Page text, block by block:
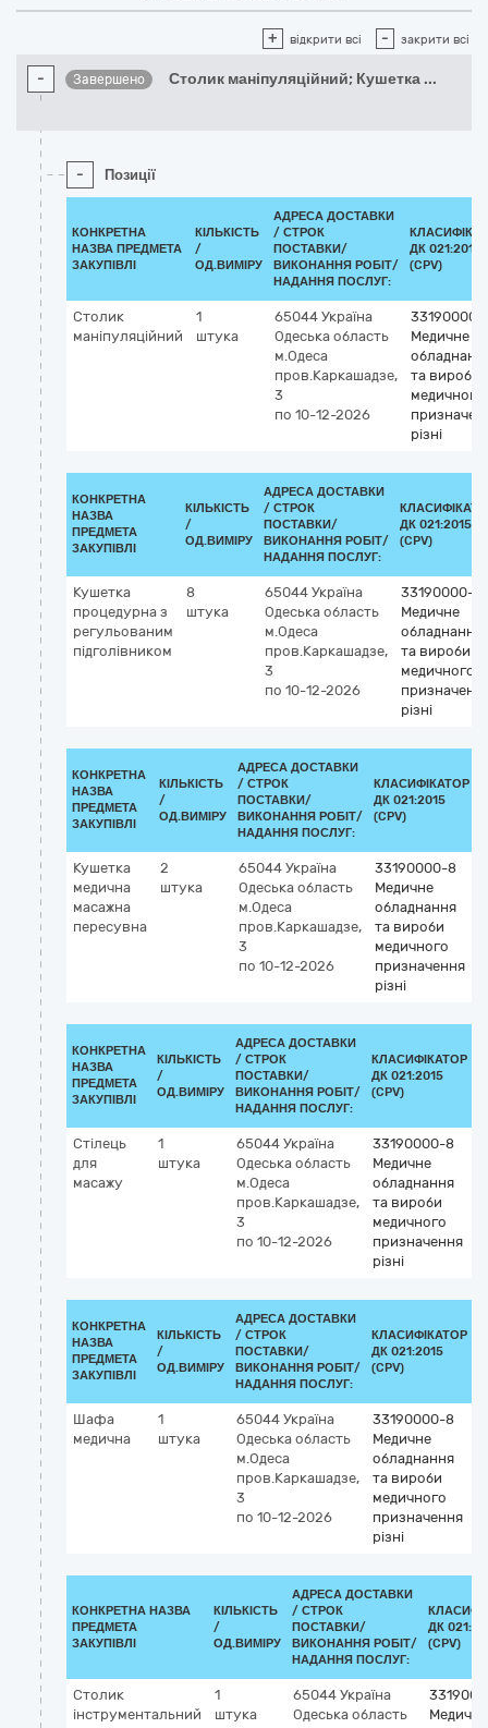
+ відкрити всі - закрити всі
- Завершено Столик маніпуляційний; Кушетка ...
- Позиції
КОНКРЕТНА
НАЗВА ПРЕДМЕТА
ЗАКУПІВЛІ
КІЛЬКІСТЬ
/
ОД.ВИМІРУ
АДРЕСА ДОСТАВКИ
/ СТРОК
ПОСТАВКИ/
ВИКОНАННЯ РОБІТ/
НАДАННЯ ПОСЛУГ:
ДК 021:2015
(CPV)
Столик
маніпуляційний
1
штука
65044 Україна
Одеська область
м.Одеса
пров.Каркашадзе,
3
по 10-12-2026
33190000-
Медичне
та вироби
медичного
різні
КОНКРЕТНА
НАЗВА
ПРЕДМЕТА
ЗАКУПІВЛІ
КІЛЬКІСТЬ
/
ОД.ВИМІРУ
АДРЕСА ДОСТАВКИ
/ СТРОК
ПОСТАВКИ/
ВИКОНАННЯ РОБІТ/
НАДАННЯ ПОСЛУГ:
ДК 021:2015
(CPV)
Кушетка
процедурна з
регульованим
підголівником
8
штука
65044 Україна
Одеська область
м.Одеса
пров.Каркашадзе,
3
по 10-12-2026
33190000-8
Медичне
обладнання
та вироби
медичного
різні
КОНКРЕТНА
НАЗВА
ПРЕДМЕТА
ЗАКУПІВЛІ
КІЛЬКІСТЬ
/
ОД.ВИМІРУ
АДРЕСА ДОСТАВКИ
/ СТРОК
ПОСТАВКИ/
ВИКОНАННЯ РОБІТ/
НАДАННЯ ПОСЛУГ:
КЛАСИФІКАТОР
ДК 021:2015
(CPV)
Кушетка
медична
масажна
пересувна
2
штука
65044 Україна
Одеська область
м.Одеса
пров.Каркашадзе,
3
по 10-12-2026
33190000-8
Медичне
обладнання
та вироби
медичного
призначення
різні
КОНКРЕТНА
НАЗВА
ПРЕДМЕТА
ЗАКУПІВЛІ
КІЛЬКІСТЬ
/
ОД.ВИМІРУ
АДРЕСА ДОСТАВКИ
/ СТРОК
ПОСТАВКИ/
ВИКОНАННЯ РОБІТ/
НАДАННЯ ПОСЛУГ:
КЛАСИФІКАТОР
ДК 021:2015
(CPV)
Стілець
для
масажу
1
штука
65044 Україна
Одеська область
м.Одеса
пров.Каркашадзе,
3
по 10-12-2026
33190000-8
Медичне
обладнання
та вироби
медичного
призначення
різні
КОНКРЕТНА
НАЗВА
ПРЕДМЕТА
ЗАКУПІВЛІ
КІЛЬКІСТЬ
/
ОД.ВИМІРУ
АДРЕСА ДОСТАВКИ
/ СТРОК
ПОСТАВКИ/
ВИКОНАННЯ РОБІТ/
НАДАННЯ ПОСЛУГ:
КЛАСИФІКАТОР
ДК 021:2015
(CPV)
Шафа
медична
1
штука
65044 Україна
Одеська область
м.Одеса
пров.Каркашадзе,
3
по 10-12-2026
33190000-8
Медичне
обладнання
та вироби
медичного
призначення
різні
КОНКРЕТНА НАЗВА
ПРЕДМЕТА
ЗАКУПІВЛІ
КІЛЬКІСТЬ
/
ОД.ВИМІРУ
АДРЕСА ДОСТАВКИ
/ СТРОК
ПОСТАВКИ/
ВИКОНАННЯ РОБІТ/
НАДАННЯ ПОСЛУГ:
ДК
(CPV)
Столик
інструментальний
1
штука
65044 Україна
Одеська область
Медичне